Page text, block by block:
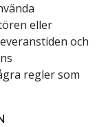
eller
och
regler som